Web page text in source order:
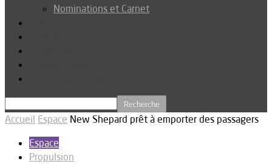
Nominations et Carnet
Accueil Espace New Shepard prêt à emporter des passagers
Espace
Propulsion